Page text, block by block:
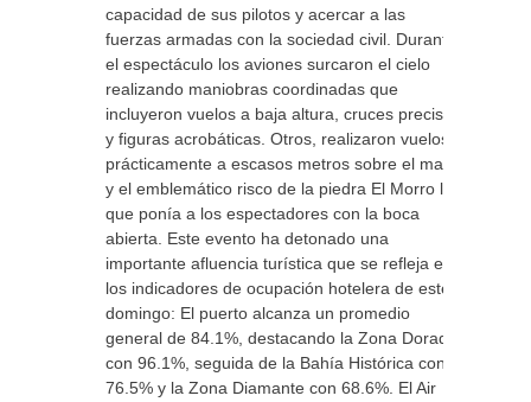
capacidad de sus pilotos y acercar a las
fuerzas armadas con la sociedad civil. Durante
el espectáculo los aviones surcaron el cielo
realizando maniobras coordinadas que
incluyeron vuelos a baja altura, cruces precisos
y figuras acrobáticas. Otros, realizaron vuelos
prácticamente a escasos metros sobre el mar
y el emblemático risco de la piedra El Morro lo
que ponía a los espectadores con la boca
abierta. Este evento ha detonado una
importante afluencia turística que se refleja en
los indicadores de ocupación hotelera de este
domingo: El puerto alcanza un promedio
general de 84.1%, destacando la Zona Dorada
con 96.1%, seguida de la Bahía Histórica con
76.5% y la Zona Diamante con 68.6%. El Air